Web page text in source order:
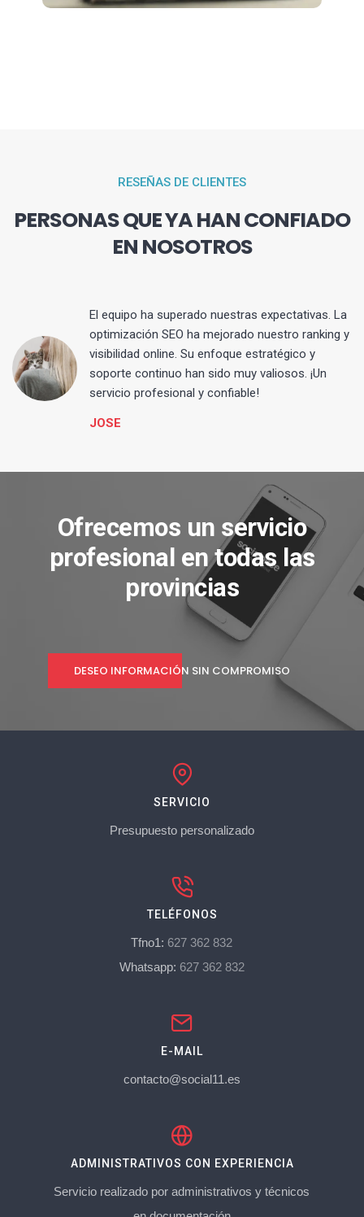
RESEÑAS DE CLIENTES
PERSONAS QUE YA HAN CONFIADO
EN NOSOTROS
El equipo ha superado nuestras expectativas. La
optimización SEO ha mejorado nuestro ranking y
visibilidad online. Su enfoque estratégico y
soporte continuo han sido muy valiosos. ¡Un
servicio profesional y confiable!
JOSE
Ofrecemos un servicio
profesional en todas las
provincias
DESEO INFORMACIÓN SIN COMPROMISO
SERVICIO
Presupuesto personalizado
TELÉFONOS
Tfno1: 627 362 832
Whatsapp: 627 362 832
E-MAIL
contacto@social11.es
ADMINISTRATIVOS CON EXPERIENCIA
Servicio realizado por administrativos y técnicos